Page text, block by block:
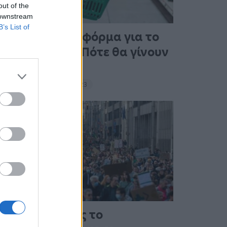
of the
List of
Άνοιξε η πλατφόρμα για το
Market Pass – Πότε θα γίνουν
15:13 - 15 Σεπτεμβρίου 2023
Στους δρόμους το